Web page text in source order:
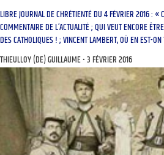
LIBRE JOURNAL DE CHRÉTIENTÉ DU 4 FÉVRIER 2016 : «
COMMENTAIRE DE L’ACTUALITÉ ; QUI VEUT ENCORE
DES CATHOLIQUES ! ; VINCENT LAMBERT, OÙ EN EST-
THIEULLOY (DE) GUILLAUME 3 FÉVRIER 2016